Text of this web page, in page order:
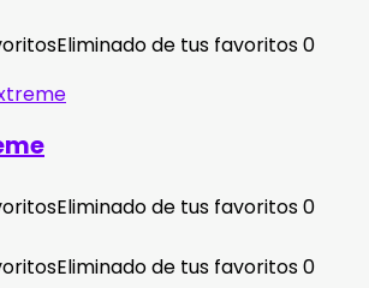
€.
Eliminado de tus favoritos0
Eliminado de tus favoritos0
Eliminado de tus favoritos0